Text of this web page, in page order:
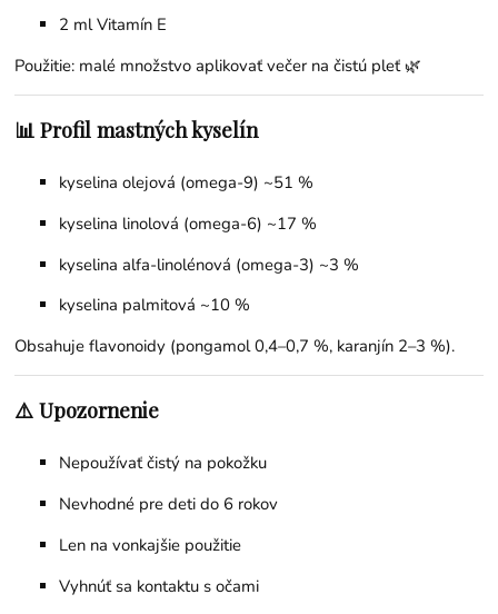
2 mlVitamín E
Použitie: malé množstvo aplikovať večer na čistú pleť 🌿
📊 Profil mastných kyselín
kyselina olejová (omega-9) ~51 %
kyselina linolová (omega-6) ~17 %
kyselina alfa-linolénová (omega-3) ~3 %
kyselina palmitová ~10 %
Obsahuje flavonoidy (pongamol 0,4–0,7 %, karanjín 2–3 %).
⚠️ Upozornenie
Nepoužívať čistý na pokožku
Nevhodné pre deti do 6 rokov
Len na vonkajšie použitie
Vyhnúť sa kontaktu s očami